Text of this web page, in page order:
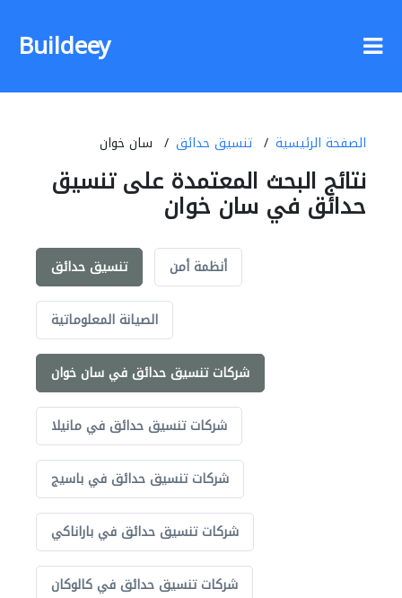
Buildeey
الصفحة الرئيسية تنسيق حدائق سان خوان
نتائج البحث المعتمدة على تنسيق
حدائق في سان خوان
تنسيق حدائق أنظمة أمن
الصيانة المعلوماتية
شركات تنسيق حدائق في سان خوان
شركات تنسيق حدائق في مانيلا
شركات تنسيق حدائق في باسيج
شركات تنسيق حدائق في باراناكي
شركات تنسيق حدائق في كالوكان